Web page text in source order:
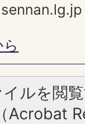
イルを閲
Acrobat